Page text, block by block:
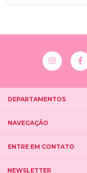
DEPARTAMENTOS
NAVEGAÇÃO
ENTRE EM CONTATO
NEWSLETTER